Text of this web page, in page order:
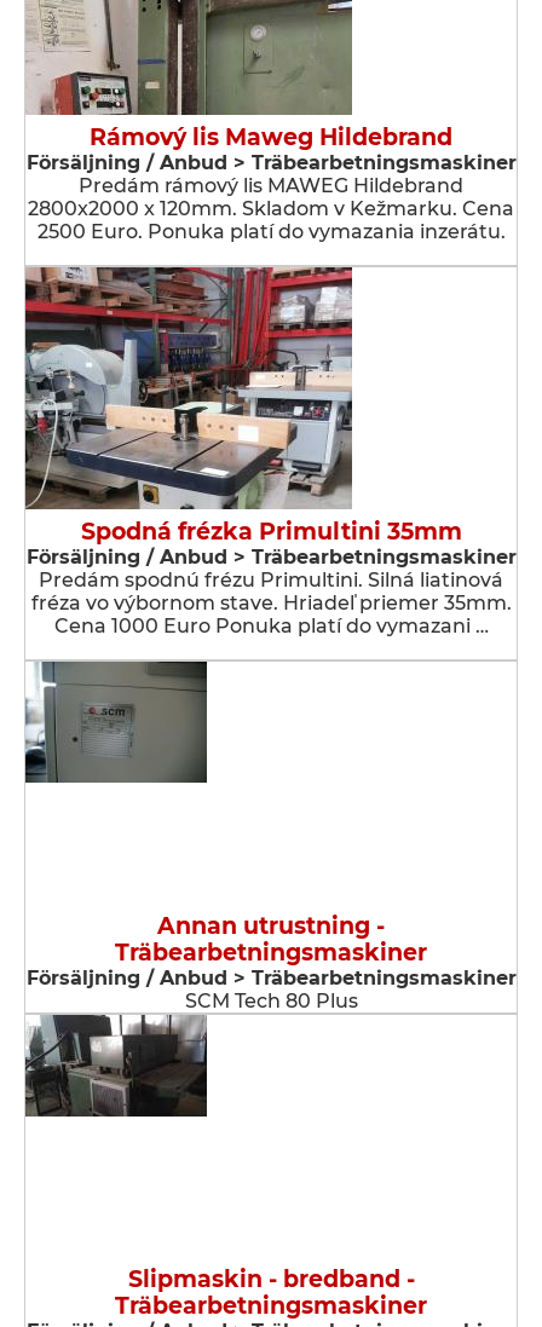
Rámový lis Maweg Hildebrand
Försäljning / Anbud > Träbearbetningsmaskiner
Predám rámový lis MAWEG Hildebrand
2800x2000 x 120mm. Skladom v Kežmarku. Cena
2500 Euro. Ponuka platí do vymazania inzerátu.
Spodná frézka Primultini 35mm
Försäljning / Anbud > Träbearbetningsmaskiner
Predám spodnú frézu Primultini. Silná liatinová
fréza vo výbornom stave. Hriadeľ priemer 35mm.
Cena 1000 Euro Ponuka platí do vymazani …
Annan utrustning -
Träbearbetningsmaskiner
Försäljning / Anbud > Träbearbetningsmaskiner
SCM Tech 80 Plus
Slipmaskin - bredband -
Träbearbetningsmaskiner